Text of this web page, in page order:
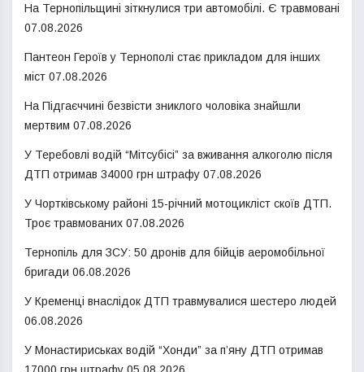
На Тернопільщині зіткнулися три автомобілі. Є травмовані
07.08.2026
Пантеон Героїв у Тернополі стає прикладом для інших
міст 07.08.2026
На Підгаєччині безвісти зниклого чоловіка знайшли
мертвим 07.08.2026
У Теребовлі водій “Мітсубісі” за вживання алкоголю після
ДТП отримав 34000 грн штрафу 07.08.2026
У Чортківському районі 15-річний мотоцикліст скоїв ДТП.
Троє травмованих 07.08.2026
Тернопіль для ЗСУ: 50 дронів для бійців аеромобільної
бригади 06.08.2026
У Кременці внаслідок ДТП травмувалися шестеро людей
06.08.2026
У Монастириськах водій “Хонди” за п’яну ДТП отримав